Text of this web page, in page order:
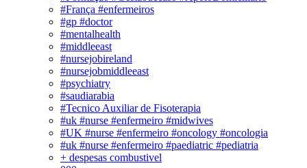
#França #enfermeiros
#gp #doctor
#mentalhealth
#middleeast
#nursejobireland
#nursejobmiddleeast
#psychiatry
#saudiarabia
#Tecnico Auxiliar de Fisoterapia
#uk #nurse #enfermeiro #midwives
#UK #nurse #enfermeiro #oncology #oncologia
#uk #nurse #enfermeiro #paediatric #pediatria
+ despesas combustivel